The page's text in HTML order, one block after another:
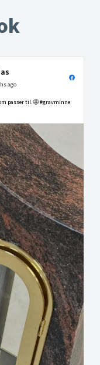
ago
passer til.🤩 #gravminne